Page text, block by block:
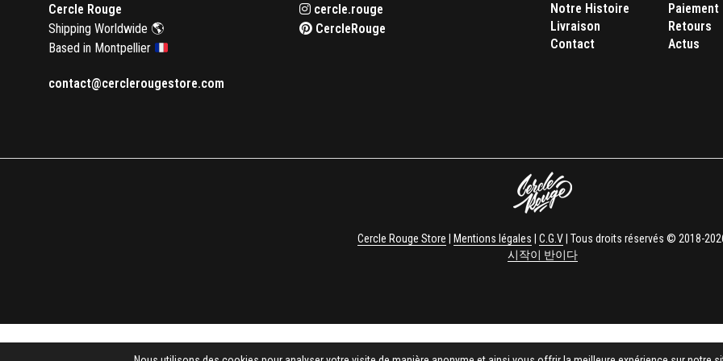
Cercle Rouge
Shipping Worldwide 🌎
Based in Montpellier
contact@cerclerougestore.com
cercle.rouge
CercleRouge
Notre Histoire
Livraison
Contact
Paiement
Retours
Actus
Cercle Rouge Store Mentions légales C.G.V | Tous droits réservés © 2018-
시작이 반이다